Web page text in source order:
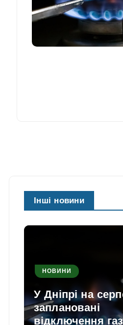
Інші новини
НОВИНИ
У Дніпрі на
заплановані
відключення